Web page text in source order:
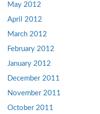
May 2012
April 2012
March 2012
February 2012
January 2012
December 2011
November 2011
October 2011